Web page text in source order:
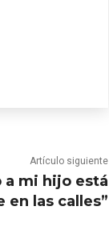
Artículo siguiente
a mi hijo está
en las calles”